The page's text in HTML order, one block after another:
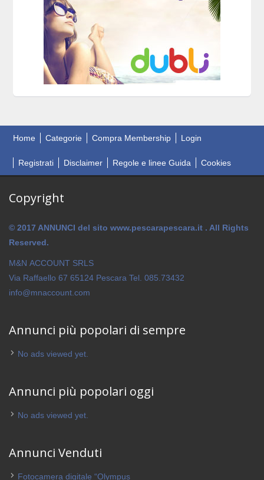
Home Categorie Compra Membership Login
Registrati Disclaimer Regole e linee Guida Cookies
Copyright
© 2017 ANNUNCI del sito www.pescarapescara.it . All Rights
Reserved.
M&N ACCOUNT SRLS
Via Raffaello 67 65124 Pescara Tel. 085.73432
info@mnaccount.com
Annunci più popolari di sempre
No ads viewed yet.
Annunci più popolari oggi
No ads viewed yet.
Annunci Venduti
Fotocamera digitale “Olympus